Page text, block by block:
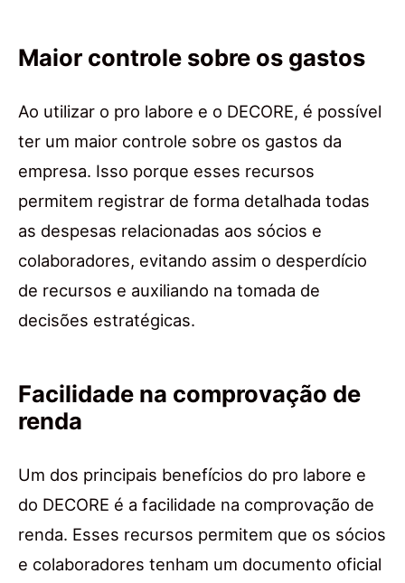
Maior controle sobre os gastos
Ao utilizar o pro labore e o DECORE, é possível
ter um maior controle sobre os gastos da
empresa. Isso porque esses recursos
permitem registrar de forma detalhada todas
as despesas relacionadas aos sócios e
colaboradores, evitando assim o desperdício
de recursos e auxiliando na tomada de
decisões estratégicas.
Facilidade na comprovação de
renda
Um dos principais benefícios do pro labore e
do DECORE é a facilidade na comprovação de
renda. Esses recursos permitem que os sócios
e colaboradores tenham um documento oficial